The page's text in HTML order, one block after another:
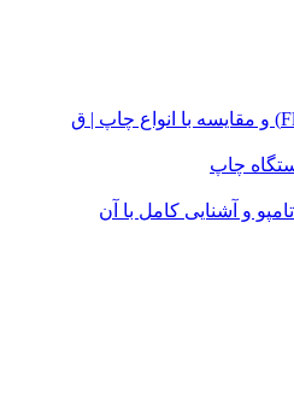
چاپ
و آشنایی کامل با آن